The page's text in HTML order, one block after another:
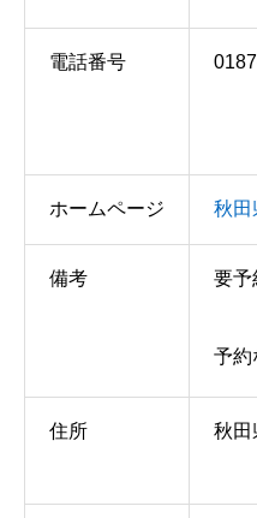
電話番号
ホームページ 秋田
備考 要予
予約
住所 秋田